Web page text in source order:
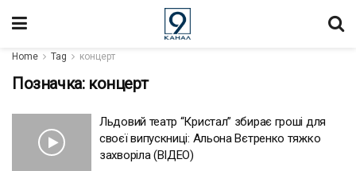
Home Tag концерт
Позначка: концерт
Льдовий театр “Кристал” збирає гроші для
своєї випускниці: Альона Вєтренко тяжко
захворіла (ВІДЕО)